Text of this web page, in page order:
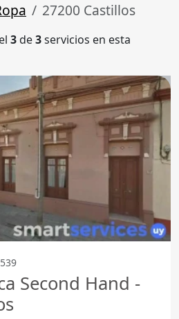
27200 Castillos
3de3servicios en esta
Second Hand -